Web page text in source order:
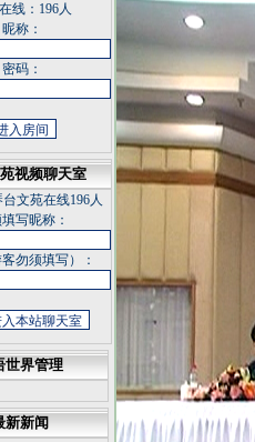
线： 196人
昵称：
密码：
视频聊天室
台文苑在线196人
写昵称：
勿须填写）：
世界管理
新新闻
文化
君
气来自大国重器
想理念 传承中
我从不怀疑春天
样才能成为证据